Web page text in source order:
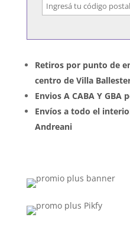
Retiros por punto de
centro de Villa
Envios A CABA Y
Envíos a todo el
Andreani